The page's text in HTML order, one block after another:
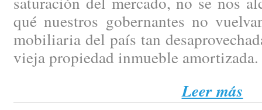
qué nuestros gobernantes no
mobiliaria del país tan
vieja propiedad inmueble amortizada.
Leer más